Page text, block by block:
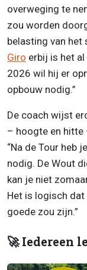
overweging te
zou worden
belasting van het
Giro erbij is het
2026 wil hij er
opbouw nodig.”
De coach wijst
– hoogte en hitte
“Na de Tour heb
nodig. De Wout
kan je niet
Het is logisch
goede zou zijn.”
🚀 Iedereen